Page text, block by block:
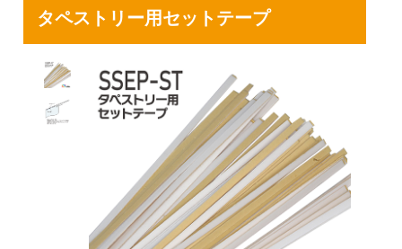
タペストリー用セットテープ